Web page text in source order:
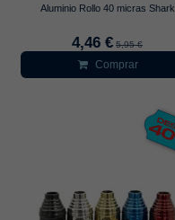
Aluminio Rollo 40 micras Shark
4,46 € 5,95 €
Comprar